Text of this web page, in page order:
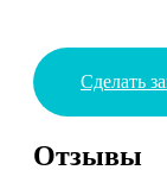
Сделать
Отзывы